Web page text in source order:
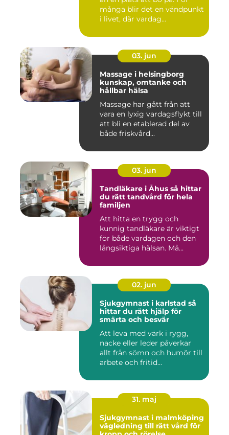
många blir det en vändpunkt
i livet, där vardag...
03. jun
Massage i helsingborg
kunskap, omtanke och
hållbar hälsa
Massage har gått från att
vara en lyxig vardagsflykt till
att bli en etablerad del av
både friskvård...
03. jun
Tandläkare i Åhus så hittar
du rätt tandvård för hela
familjen
Att hitta en trygg och
kunnig tandläkare är viktigt
för både vardagen och den
långsiktiga hälsan. Må...
02. jun
Sjukgymnast i karlstad så
hittar du rätt hjälp för
smärta och besvär
Att leva med värk i rygg,
nacke eller leder påverkar
allt från sömn och humör till
arbete och fritid...
31. maj
Sjukgymnast i malmköping
vägledning till rätt vård för